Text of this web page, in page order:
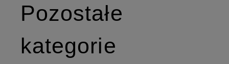
Pozostałe
kategorie